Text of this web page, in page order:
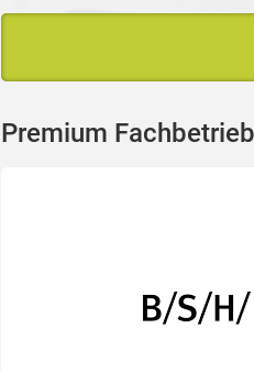
Premium